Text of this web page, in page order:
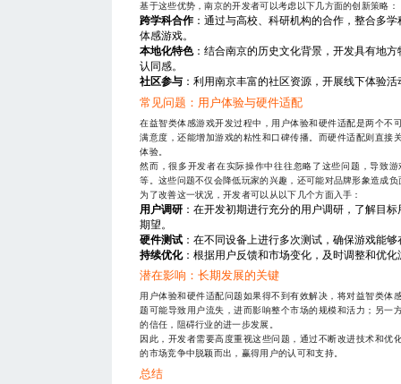
基于这些优势，南京的开发者可以考虑以下几方面的创新策略：
跨学科合作 ：通过与高校、科研机构的合作，整合多
体感游戏。
本地化特色：结合南京的历史文化背景，开发具有地
认同感。
社区参与 ：利用南京丰富的社区资源，开展线下体验
常见问题：用户体验与硬件适配
在益智类体感游戏开发过程中，用户体验和硬件适配是两个不
满意度，还能增加游戏的粘性和口碑传播。而硬件适配则直接
体验。
然而，很多开发者在实际操作中往往忽略了这些问题，导致
等。这些问题不仅会降低玩家的兴趣，还可能对品牌形象造成负
为了改善这一状况，开发者可以从以下几个方面入手：
用户调研 ：在开发初期进行充分的用户调研，了解目
期望。
硬件测试 ：在不同设备上进行多次测试，确保游戏能
持续优化：根据用户反馈和市场变化，及时调整和优
潜在影响：长期发展的关键
用户体验和硬件适配问题如果得不到有效解决，将对益智类体
题可能导致用户流失，进而影响整个市场的规模和活力；另一
的信任，阻碍行业的进一步发展。
因此，开发者需要高度重视这些问题，通过不断改进技术和优
的市场竞争中脱颖而出，赢得用户的认可和支持。
总结